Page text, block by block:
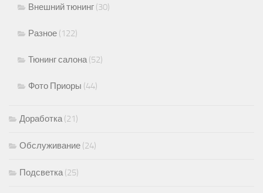
Внешний тюнинг (30)
Разное (122)
Тюнинг салона(52)
Фото Приоры (44)
Доработка(21)
Обслуживание (24)
Подсветка(25)